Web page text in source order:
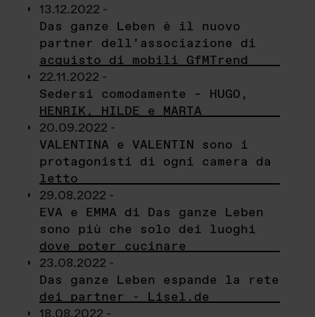
13.12.2022 -
Das ganze Leben è il nuovo
partner dell’associazione di
acquisto di mobili GfMTrend
22.11.2022 -
Sedersi comodamente – HUGO,
HENRIK, HILDE e MARTA
20.09.2022 -
VALENTINA e VALENTIN sono i
protagonisti di ogni camera da
letto
29.08.2022 -
EVA e EMMA di Das ganze Leben
sono più che solo dei luoghi
dove poter cucinare
23.08.2022 -
Das ganze Leben espande la rete
dei partner - Lisel.de
18.08.2022 -